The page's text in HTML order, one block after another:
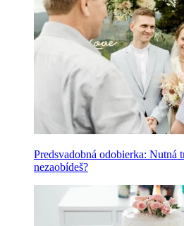
Predsvadobná odobierka: Nutná
nezaobídeš?